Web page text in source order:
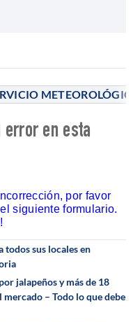
en esta
por favor
siguiente formulario.
todos sus locales en
jalapeños y más de 18
– Todo lo que debe